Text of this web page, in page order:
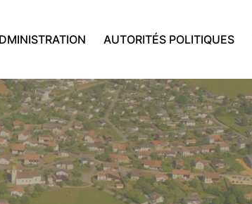
AUTORITÉS POLITIQUES